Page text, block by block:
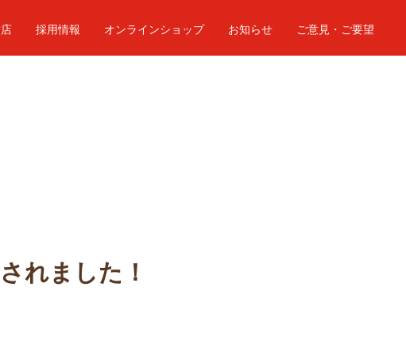
採用情報 オンラインショップ お知らせ ご意見・ご要望
れました！